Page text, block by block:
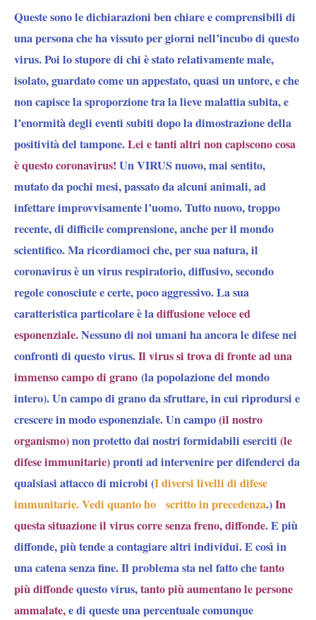
Queste sono le dichiarazioni ben chiare e comprensibili di
una persona che ha vissuto per giorni nell’incubo di questo
virus. Poi lo stupore di chi è stato relativamente male,
isolato, guardato come un appestato, quasi un untore, e che
non capisce la sproporzione tra la lieve malattia subita, e
l’enormità degli eventi subiti dopo la dimostrazione della
positività del tampone.Lei e tanti altri non capiscono cosa
è questo coronavirus! UnVIRUS nuovo, mai sentito,
mutato da pochi mesi, passato da alcuni animali, ad
infettare improvvisamente l’uomo. Tutto nuovo, troppo
recente, di difficile comprensione, anche per il mondo
scientifico. Ma ricordiamoci che, per sua natura,il
coronavirus è un virus respiratorio, diffusivo, secondo
regole conosciute e certe, poco aggressivo. La sua
caratteristica particolare è ladiffusione veloce ed
esponenziale.Nessuno di noi umani ha ancora le difese nei
confronti di questo virus.Il virus si trova di fronte ad una
immenso campo di grano (la popolazione del mondo
intero). Un campo di grano da sfruttare, in cui riprodursi e
crescere in modo esponenziale. Un campo(il nostro
organismo)non protetto dai nostri formidabili eserciti (le
difese immunitarie)pronti ad intervenire per difenderci da
qualsiasi attacco di microbi (I diversi livelli di difese
immunitarie. Vedi quanto ho scritto in precedenza.)In
questa situazione il virus corre senza freno, diffonde. E più
diffonde, più tende a contagiare altri individui. E così in
una catena senza fine. Il problema sta nel fatto chetanto
più diffondequesto virus,tanto più aumentano le persone
ammalate,e di queste una percentuale comunque